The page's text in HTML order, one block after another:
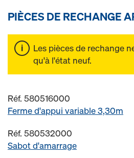
PIÈCES DE RECHANGE
Les pièces de rechange
qu'à l'état neuf.
Réf. 580516000
Ferme d'appui variable 3,30m
Réf. 580532000
Sabot d'amarrage